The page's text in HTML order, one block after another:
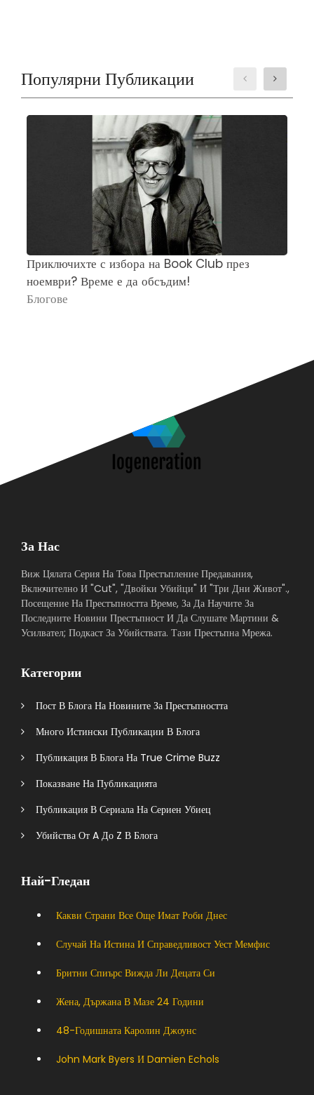
Популярни Публикации
Приключихте с избора на Book Club през
ноември? Време е да обсъдим!
Блогове
За Нас
Виж Цялата Серия На Това Престъпление Предавания,
Включително И "Cut", "Двойки Убийци" И "Три Дни Живот".,
Посещение На Престъпността Време, За Да Научите За
Последните Новини Престъпност И Да Слушате Мартини &
Усилвател; Подкаст За Убийствата. Тази Престъпна Мрежа.
Категории
Пост В Блога На Новините За Престъпността
Много Истински Публикации В Блога
Публикация В Блога На True Crime Buzz
Показване На Публикацията
Публикация В Сериала На Сериен Убиец
Убийства От A До Z В Блога
Най-Гледан
Какви Страни Все Още Имат Роби Днес
Случай На Истина И Справедливост Уест Мемфис
Бритни Спиърс Вижда Ли Децата Си
Жена, Държана В Мазе 24 Години
48-Годишната Каролин Джоунс
John Mark Byers И Damien Echols